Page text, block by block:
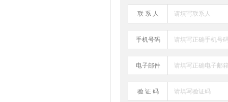
联 系 人
手机号码
电子邮件
验 证 码